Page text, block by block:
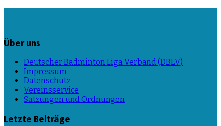
Über uns
Deutscher Badminton Liga Verband (DBLV)
Impressum
Datenschutz
Vereinsservice
Satzungen und Ordnungen
Letzte Beiträge